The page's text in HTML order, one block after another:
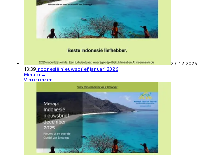
27-12-2025
13:39Indonesië nieuwsbrief januari 2026
Merapi →
Verre reizen